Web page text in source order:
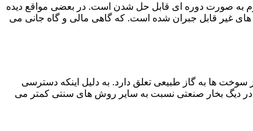
به صورت دوره ای قابل حل شدن است. در بعضی مواقع دیده
غیر قابل جبران شده است. که گاهی مالی و گاه جانی می
ها به گاز طبیعی تعلق دارد. به دلیل اینکه دسترسی
دیگ بخار صنعتی نسبت به سایر روش های سنتی کمتر می